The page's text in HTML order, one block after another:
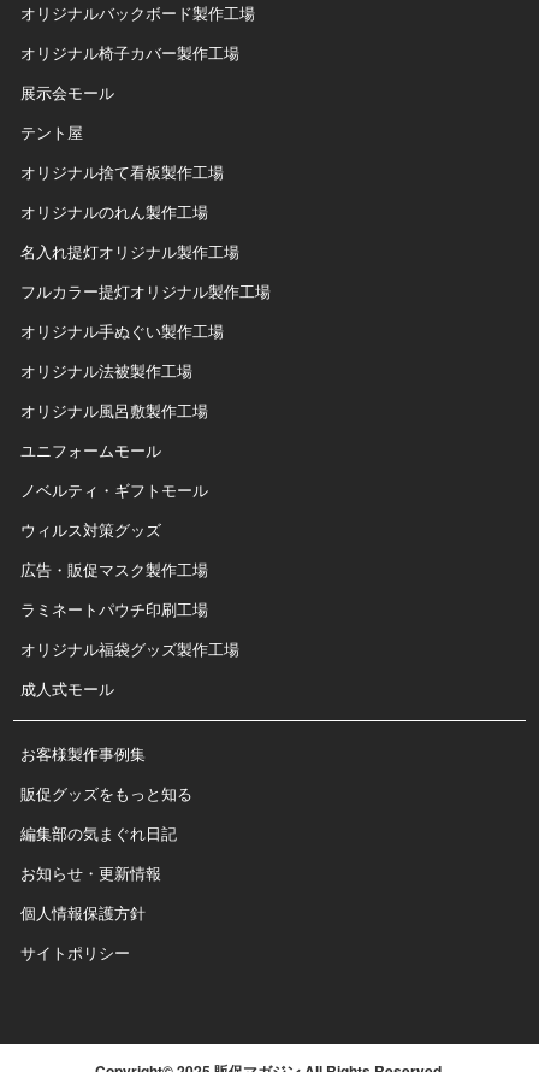
オリジナルバックボード製作工場
オリジナル椅子カバー製作工場
展示会モール
テント屋
オリジナル捨て看板製作工場
オリジナルのれん製作工場
名入れ提灯オリジナル製作工場
フルカラー提灯オリジナル製作工場
オリジナル手ぬぐい製作工場
オリジナル法被製作工場
オリジナル風呂敷製作工場
ユニフォームモール
ノベルティ・ギフトモール
ウィルス対策グッズ
広告・販促マスク製作工場
ラミネートパウチ印刷工場
オリジナル福袋グッズ製作工場
成人式モール
お客様製作事例集
販促グッズをもっと知る
編集部の気まぐれ日記
お知らせ・更新情報
個人情報保護方針
サイトポリシー